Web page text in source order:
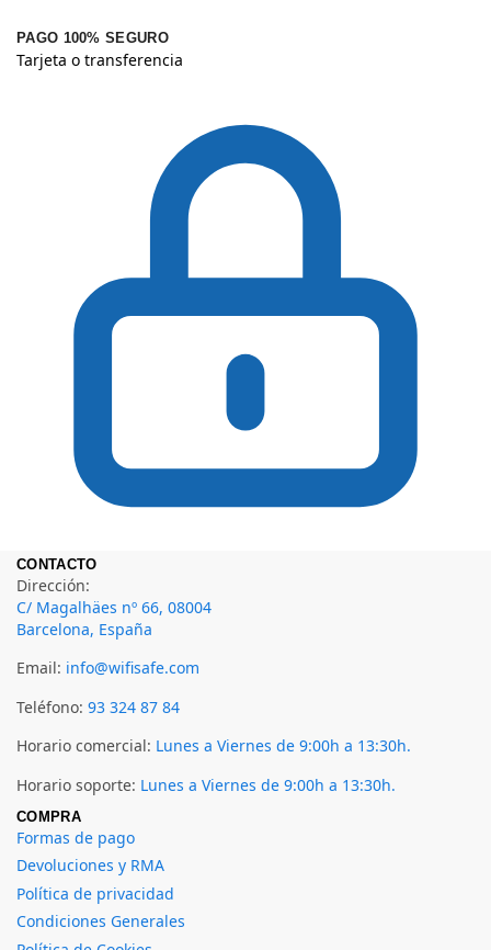
PAGO 100% SEGURO
Tarjeta o transferencia
CONTACTO
Dirección:
C/ Magalhäes nº 66, 08004
Barcelona, España
Email: info@wifisafe.com
Teléfono: 93 324 87 84
Horario comercial: Lunes a Viernes de 9:00h a 13:30h.
Horario soporte: Lunes a Viernes de 9:00h a 13:30h.
COMPRA
Formas de pago
Devoluciones y RMA
Política de privacidad
Condiciones Generales